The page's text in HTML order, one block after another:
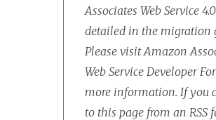
Associates Web Service
detailed in the migration
Please visit Amazon
Web Service Developer
more information. If you
to this page from an RSS